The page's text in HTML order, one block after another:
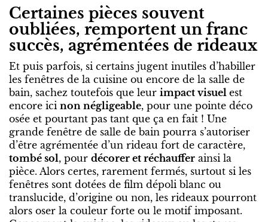
Certaines pièces souvent
oubliées, remportent un franc
succès, agrémentées de rideaux
Et puis parfois, si certains jugent inutiles d’habiller
les fenêtres de la cuisine ou encore de la salle de
bain, sachez toutefois que leur impact visuel est
encore ici non négligeable, pour une pointe déco
osée et pourtant pas tant que ça en fait ! Une
grande fenêtre de salle de bain pourra s’autoriser
d’être agrémentée d’un rideau fort de caractère,
tombé sol, pour décorer et réchauffer ainsi la
pièce. Alors certes, rarement fermés, surtout si les
fenêtres sont dotées de film dépoli blanc ou
translucide, d’origine ou non, les rideaux pourront
alors oser la couleur forte ou le motif imposant.